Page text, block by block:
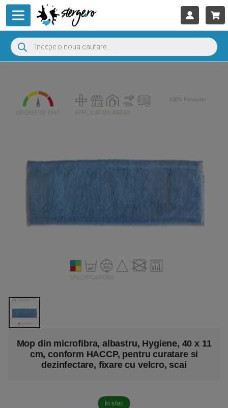
Mop din microfibra, albastru, Hygiene, 40 x 11
cm, conform HACCP, pentru curatare si
dezinfectare, fixare cu velcro, scai
In stoc